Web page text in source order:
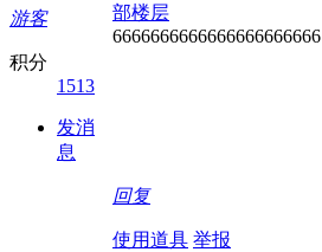
游客
积分
1513
发消
息
部楼层
6666666666666666666666
回复
使用道具 举报